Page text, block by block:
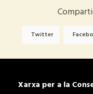
Twitter
Xarxa per a la